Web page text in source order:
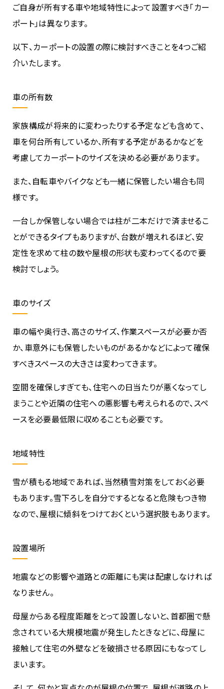
ご自身が所有する車や地域特性によって設置すべき「カー
ポート」は異なります。
以下、カーポートの設置の際に検討すべきことを4つご紹
介いたします。
車の所有数
家族構成が将来的に変わったりする予定なども含めて、
車を何台所有しているか、所有する予定があるかなどを
考慮してカーポートのサイズを決める必要があります。
また、自転車やバイクなども一緒に保管したい場合も同
様です。
一台しか保管しない場合では柱が二本だけで済ませるこ
とができるタイプもありますが、台数が増えれるほど、安
定性を求めて柱の数や屋根の形状も変わってくるので要
検討でしょう。
車のサイズ
車の幅や奥行き、高さのサイズ、作業スペースが必要か否
か、車意外にも保管したいものがあるかなどによって確保
すべきスペースの大きさは変わってきます。
空間を確保しすぎても、住宅への日当たりが悪くなってし
まうことや近隣の住宅への悪影響も考えられるので、スペ
ースを必要最低限に収めることも必要です。
地域特性
雪が積もる地域であれば、当然積雪対策をしておく必要
もあります。雪下ろしを自分でするとなると危険もつき物
なので、屋根に傾斜をつけておくという選択肢もあります。
設置場所
地震などの影響や道路との距離にも実は配慮しなければ
なりません。
母屋からある程度距離をとって設置しないと、首都圏で懸
念されている大規模地震が発生したときなどに、母屋に
接触して住宅の外壁などを破損させる原因にもなってし
まいます。